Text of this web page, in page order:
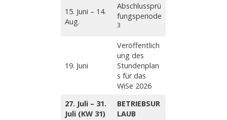
15. Juni – 14.
Aug.
Abschlussprü
fungsperiode
3
19. Juni
Veröffentlich
ung des
Stundenplan
s für das
WiSe 2026
27. Juli – 31.
Juli (KW 31)
BETRIEBSUR
LAUB